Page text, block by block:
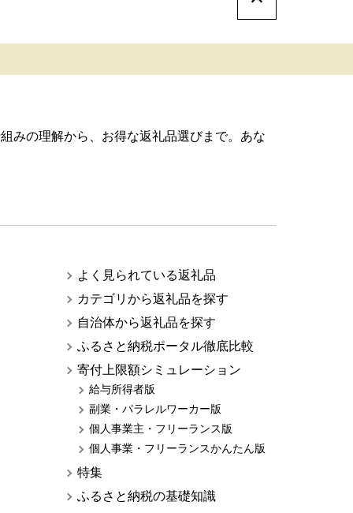
みの理解から、お得な返礼品選びまで。あな
よく見られている返礼品
カテゴリから返礼品を探す
自治体から返礼品を探す
ふるさと納税ポータル徹底比較
寄付上限額シミュレーション
給与所得者版
副業・パラレルワーカー版
個人事業主・フリーランス版
個人事業・フリーランスかんたん版
特集
ふるさと納税の基礎知識